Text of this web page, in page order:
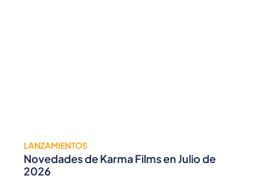
LANZAMIENTOS
Novedades de Karma Films en Julio de
2026